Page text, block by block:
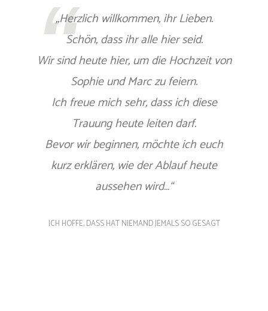
„Herzlich willkommen, ihr Lieben.
Schön, dass ihr alle hier seid.
Wir sind heute hier, um die Hochzeit von
Sophie und Marc zu feiern.
Ich freue mich sehr, dass ich diese
Trauung heute leiten darf.
Bevor wir beginnen, möchte ich euch
kurz erklären, wie der Ablauf heute
aussehen wird…“
ICH HOFFE, DASS HAT NIEMAND JEMALS SO GESAGT